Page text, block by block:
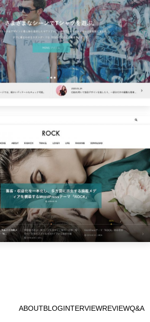
ABOUTBLOGINTERVIEWREVIEWQ&A